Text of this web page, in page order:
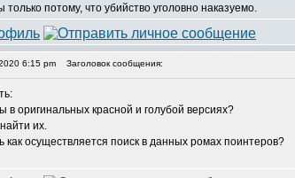
потому, что убийство уголовно наказуемо.
6:15 pm Заголовок сообщения:
в оригинальных красной и голубой версиях?
их.
как осуществляется поиск в данных ромах поинтеров?